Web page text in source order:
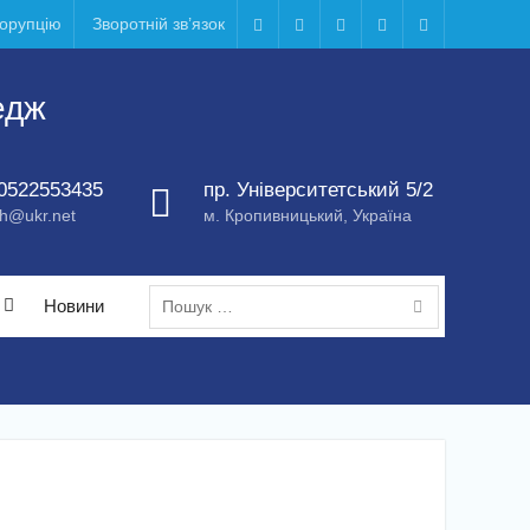
TelegramFacebookInstagram
X Youtube
Зворотній зв’язок
пр. Університетський 5/2
м. Кропивницький, Україна
Новини
Пошук: